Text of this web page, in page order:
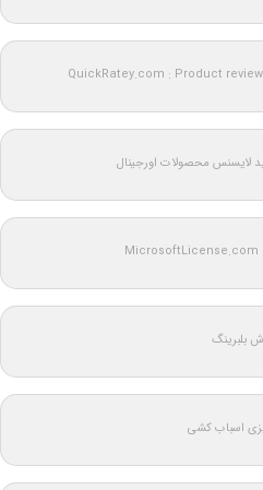
QuickRatey.com : Product
لایسنس محصولات اورجینال
بلبرینگ
اسباب کشی